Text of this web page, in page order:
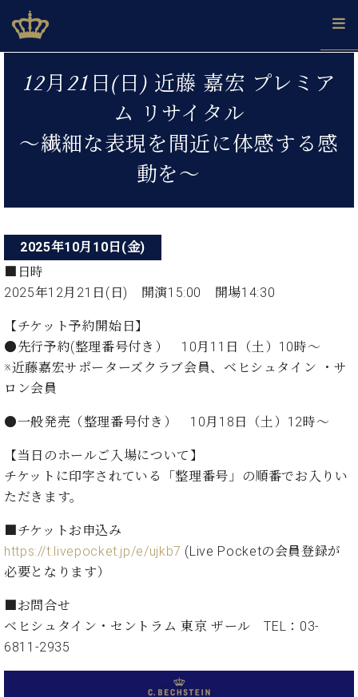
to
content
ベヒシュタインジャパン公式サイト
BECHSTEIN JAPAN Official Site
ヒ
コ
ー
ト /
ベ
ヒ
タ
ン
レ
ン
ス
C.
ベ
ヒ
ピ
ア
ノ
技
グ
ラ
ン
ド
ア
ノ
を
る
と
音
色
タ
チ
ベ
ヒ
ュ
タ
ベ
ヒ
シ
タ
ン
の
秘
シ
ュ
タ
イ
ブ
ラ
ン
ヒ
ト
リ
ー
音
楽
家
の
声
ュ
ー
イ
ベ
ン
ご
案
内
店
舗
か
ら
お
ら
せ
(入
情
等)
プ
レ
リ
リ
ュ
演
奏
し
た
学
び
い！
録
し
い！
と
い
方
は、
お
く
の
店
用
報
ベ
シ
ュ
タ
イ
ン・
ロ
会
員
ベ
ヒ
シ
ュ
イ
ン・
ジ
12月21日(日) 近藤 嘉宏 プレミア
ム リサイタル
～繊細な表現を間近に体感する感
動を～
2025年10月10日(金)
■日時
2025年12月21日(日) 開演15:00 開場14:30
【チケット予約開始日】
●先行予約(整理番号付き） 10月11日（土）10時～
※近藤嘉宏サポーターズクラブ会員、ベヒシュタイン ・サ
ロン会員
●一般発売（整理番号付き） 10月18日（土）12時～
【当日のホールご入場について】
チケットに印字されている「整理番号」の順番でお入りい
ただきます。
■チケットお申込み
https://t.livepocket.jp/e/ujkb7 (Live Pocketの会員登録が
必要となります）
■お問合せ
ベヒシュタイン・セントラム 東京 ザール TEL：03-
6811-2935
ビ
ョ
ン